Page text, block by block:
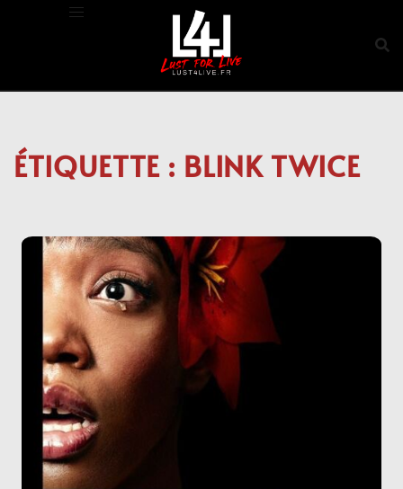
ÉTIQUETTE : BLINK TWICE